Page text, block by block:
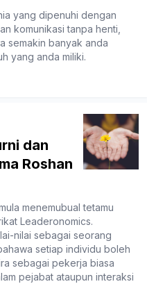
yang dipenuhi dengan
komunikasi tanpa henti,
semakin banyak anda
yang anda miliki.
dan
Roshan
menemubual tetamu
Leaderonomics.
nilai sebagai seorang
setiap individu boleh
sebagai pekerja biasa
pejabat ataupun interaksi